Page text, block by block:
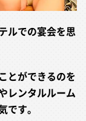
ルでの宴会を思
とができるのを
レンタルルーム
す。